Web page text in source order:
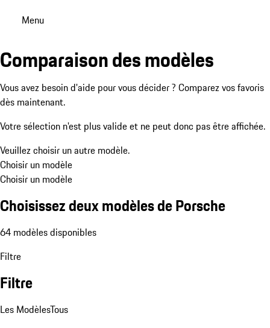
Menu
Comparaison des modèles
Vous avez besoin d'aide pour vous décider ? Comparez vos favoris
dès maintenant.
Votre sélection n'est plus valide et ne peut donc pas être affichée.
Veuillez choisir un autre modèle.
Choisir un modèle
Choisir un modèle
Choisissez deux modèles de Porsche
64 modèles disponibles
Filtre
Filtre
Les ModèlesTous